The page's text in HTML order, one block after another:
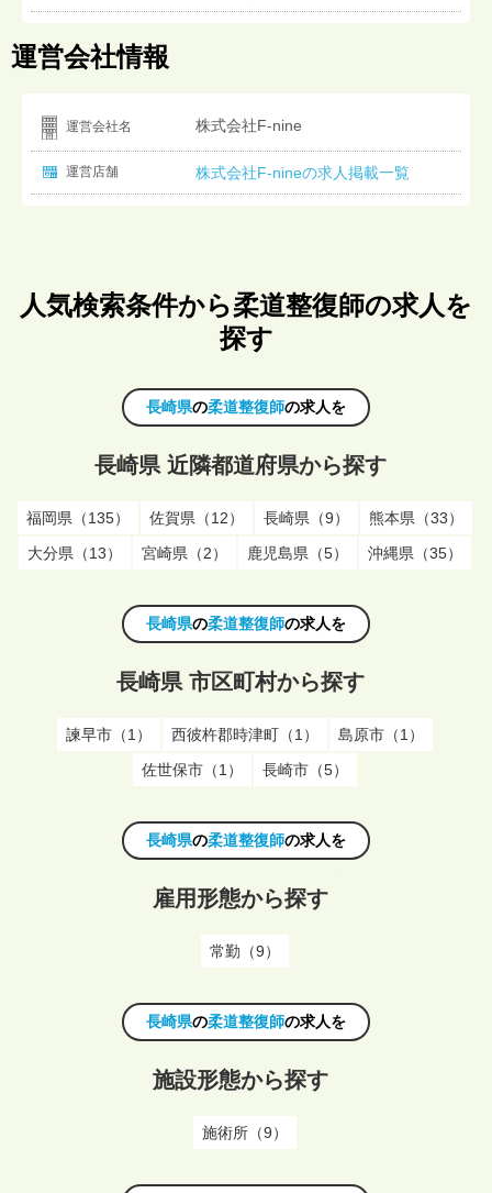
運営会社情報
運営会社名 株式会社F-nine
運営店舗 株式会社F-nineの求人掲載一覧
人気検索条件から柔道整復師の求人を
探す
長崎県の柔道整復師の求人を
長崎県 近隣都道府県から探す
福岡県（135） 佐賀県（12） 長崎県（9）
熊本県（33）
大分県（13）
宮崎県（2） 鹿児島県（5） 沖縄県（35）
長崎県の柔道整復師の求人を
長崎県 市区町村から探す
諫早市（1） 西彼杵郡時津町（1）
島原市（1）
佐世保市（1）
長崎市（5）
長崎県の柔道整復師の求人を
雇用形態から探す
常勤（9）
長崎県の柔道整復師の求人を
施設形態から探す
施術所（9）